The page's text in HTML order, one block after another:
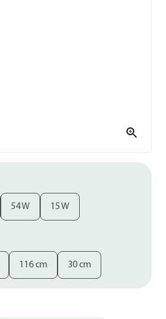
54 W 15 W
116 cm 30 cm